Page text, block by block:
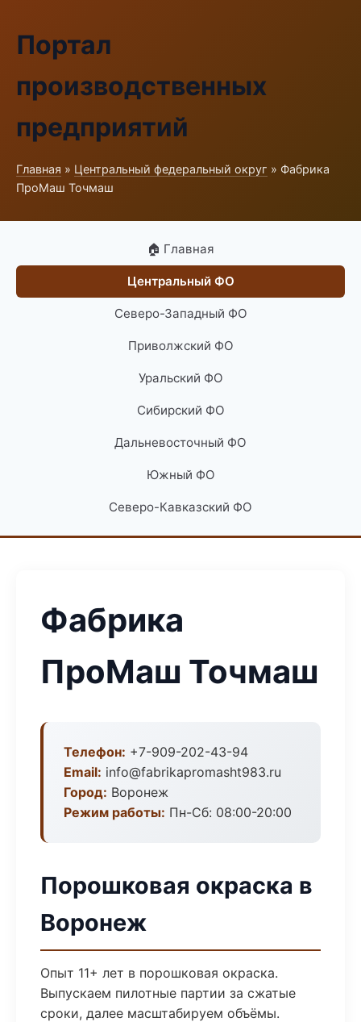
Портал
производственных
предприятий
Главная » Центральный федеральный округ » Фабрика
ПроМаш Точмаш
🏠 Главная
Центральный ФО
Северо-Западный ФО
Приволжский ФО
Уральский ФО
Сибирский ФО
Дальневосточный ФО
Южный ФО
Северо-Кавказский ФО
Фабрика
ПроМаш Точмаш
Телефон: +7-909-202-43-94
Email: info@fabrikapromasht983.ru
Город: Воронеж
Режим работы: Пн-Сб: 08:00-20:00
Порошковая окраска в
Воронеж
Опыт 11+ лет в порошковая окраска.
Выпускаем пилотные партии за сжатые
сроки, далее масштабируем объёмы.